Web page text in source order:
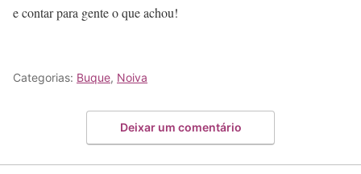
e contar para gente o que achou!
Categorias: Buque, Noiva
Deixar um comentário